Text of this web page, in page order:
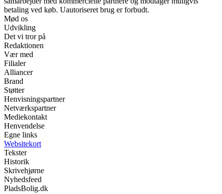
betaling ved køb. Uautoriseret brug er forbudt.
Mød os
Udvikling
Det vi tror på
Redaktionen
Vær med
Filialer
Alliancer
Brand
Støtter
Henvisningspartner
Netværkspartner
Mediekontakt
Henvendelse
Egne links
Websitekort
Tekster
Historik
Skrivehjørne
Nyhedsfeed
PladsBolig.dk